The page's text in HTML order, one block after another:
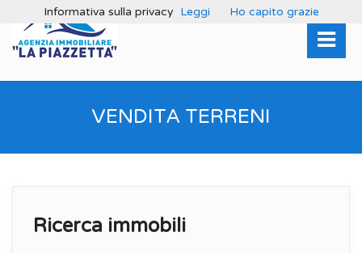
VENDITA TERRENI
Ricerca immobili
Informativa sulla privacy Leggi Ho capito grazie